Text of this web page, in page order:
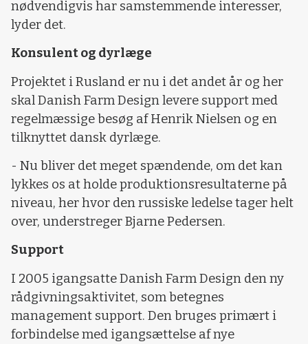
nødvendigvis har samstemmende interesser,
lyder det.
Konsulent og dyrlæge
Projektet i Rusland er nu i det andet år og her
skal Danish Farm Design levere support med
regelmæssige besøg af Henrik Nielsen og en
tilknyttet dansk dyrlæge.
- Nu bliver det meget spændende, om det kan
lykkes os at holde produktionsresultaterne på
niveau, her hvor den russiske ledelse tager helt
over, understreger Bjarne Pedersen.
Support
I 2005 igangsatte Danish Farm Design den ny
rådgivningsaktivitet, som betegnes
management support. Den bruges primært i
forbindelse med igangsættelse af nye